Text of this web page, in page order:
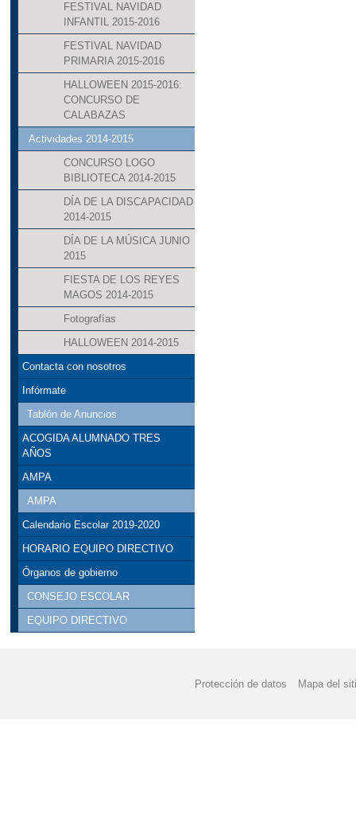
FESTIVAL NAVIDAD
INFANTIL 2015-2016
FESTIVAL NAVIDAD
PRIMARIA 2015-2016
HALLOWEEN 2015-2016:
CONCURSO DE
CALABAZAS
Actividades 2014-2015
CONCURSO LOGO
BIBLIOTECA 2014-2015
DÍA DE LA DISCAPACIDAD
2014-2015
DÍA DE LA MÚSICA JUNIO
2015
FIESTA DE LOS REYES
MAGOS 2014-2015
Fotografías
HALLOWEEN 2014-2015
Contacta con nosotros
Infórmate
Tablón de Anuncios
ACOGIDA ALUMNADO TRES
AÑOS
AMPA
AMPA
Calendario Escolar 2019-2020
HORARIO EQUIPO DIRECTIVO
Órganos de gobierno
CONSEJO ESCOLAR
EQUIPO DIRECTIVO
Protección de datos Mapa del